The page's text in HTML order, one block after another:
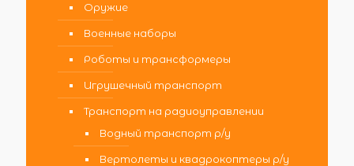
Оружие
Военные наборы
Роботы и трансформеры
Игрушечный транспорт
Транспорт на радиоуправлении
Водный транспорт р/у
Вертолеты и квадрокоптеры р/у